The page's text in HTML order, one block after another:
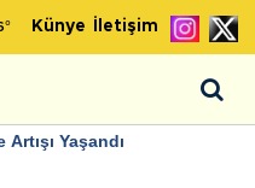
° Künye İletişim
Yaşandı